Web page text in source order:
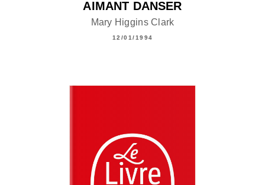
AIMANT DANSER
Mary Higgins Clark
12/01/1994